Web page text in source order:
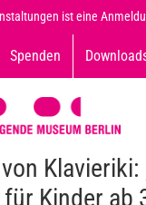
ist eine
Spenden
Klavieriki:
für Kinder ab